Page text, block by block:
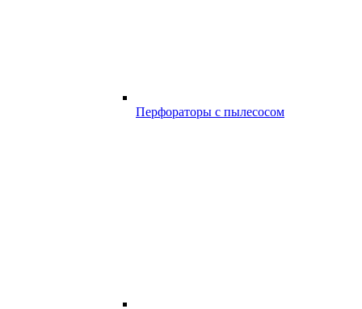
Перфораторы с пылесосом